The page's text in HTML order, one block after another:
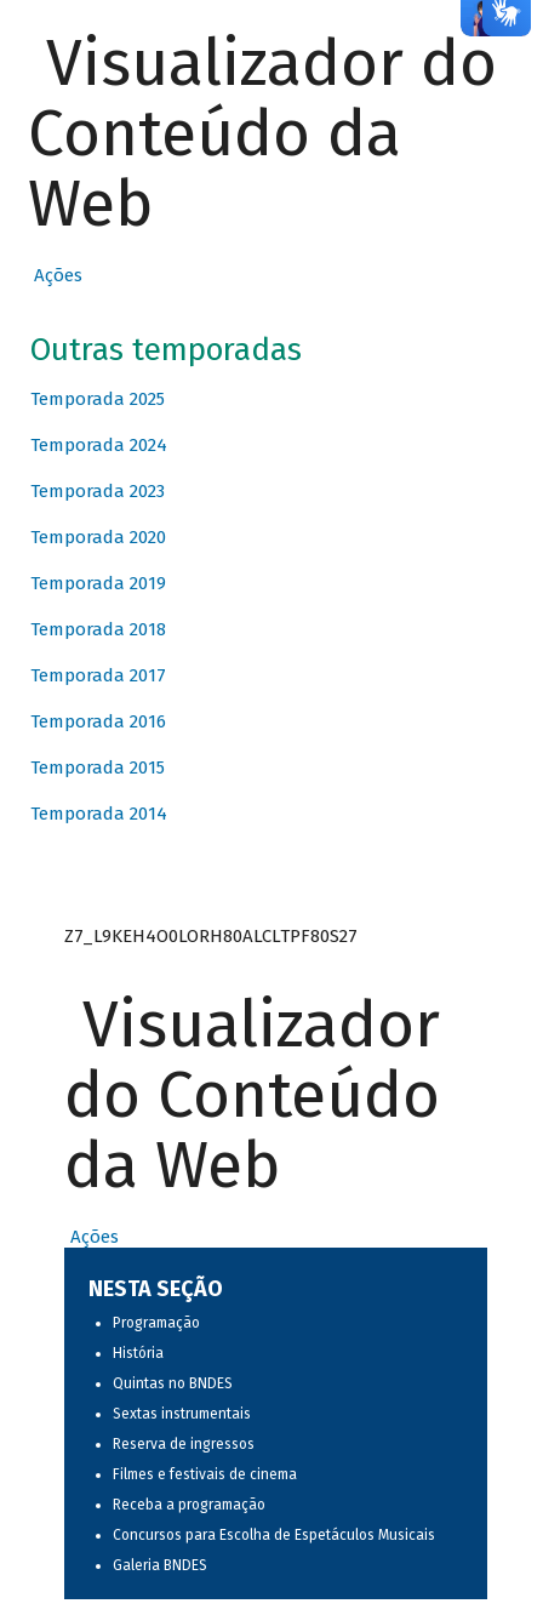
Visualizador do
Conteúdo da
Web
Ações
Outras temporadas
Temporada 2025
Temporada 2024
Temporada 2023
Temporada 2020
Temporada 2019
Temporada 2018
Temporada 2017
Temporada 2016
Temporada 2015
Temporada 2014
Z7_L9KEH4O0LORH80ALCLTPF80S27
Visualizador
do Conteúdo
da Web
Ações
NESTA SEÇÃO
Programação
História
Quintas no BNDES
Sextas instrumentais
Reserva de ingressos
Filmes e festivais de cinema
Receba a programação
Concursos para Escolha de Espetáculos Musicais
Galeria BNDES